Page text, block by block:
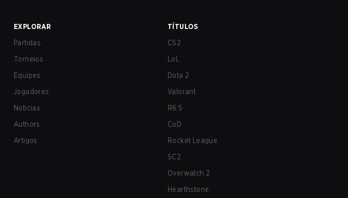
EXPLORAR
Partidas
Torneios
Equipes
Jogadores
Notícias
Authors
Artigos
TÍTULOS
CS2
LoL
Dota 2
Valorant
R6:S
CoD
Rocket League
SC2
Overwatch 2
Hearthstone